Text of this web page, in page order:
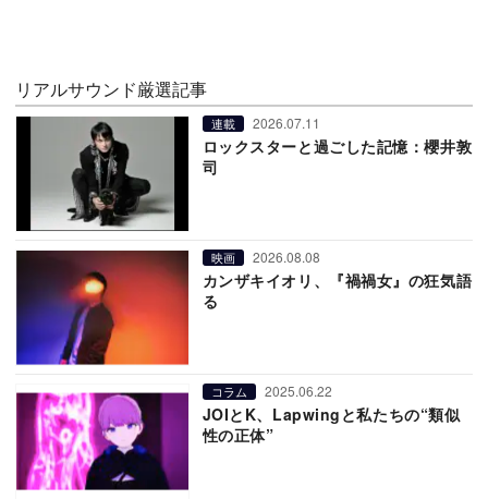
リアルサウンド厳選記事
連載 2026.07.11
ロックスターと過ごした記憶：櫻井敦
司
映画 2026.08.08
カンザキイオリ、『禍禍女』の狂気語
る
コラム 2025.06.22
JOIとK、Lapwingと私たちの“類似
性の正体”